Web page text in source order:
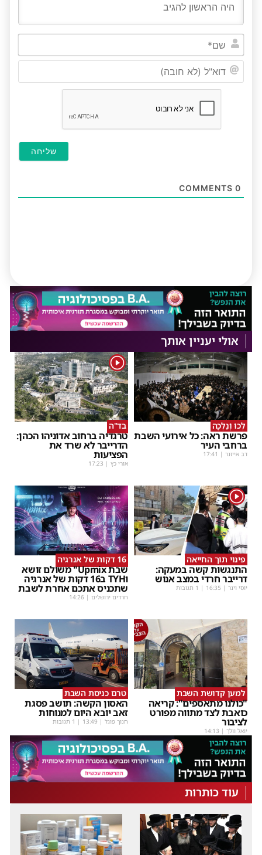
שם*
0
אולי יעניין אותך
לְכוּ וְנֵלְכָה
פרשת ראה: כל אירועי השבת
ברחבי העיר
דב אייזנר |
17:41
1
בד"ה
טרגדיה ברחוב אדוניהו הכהן:
הדרייבר לא שרד את
הפציעות
אורי כץ |
17:23
1
פינוי תוך החייאה
התנגשות קשה במעקה:
דרייבר חרדי במצב אנוש
יוסי וינר |
16:35 | 1 תגובות
16 דקות של אנרגיה
שבת Upmix" משולם זושא
וTYH ב16 דקות של אנרגיה
שתכניס אתכם אחרת לשבת
חרדים ירושלים |
14:26
למען קדושת השבת
"כולנו מתאספים": קריאה
כואבת לצד מתווה מפורט
לציבור
יואל וולך |
14:13
טרם כניסת השבת
האסון הקשה: תושב פסגת
זאב יובא היום למנוחות
חנוך פוגל |
13:49 | 1 תגובות
עוד כותרות